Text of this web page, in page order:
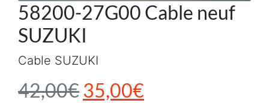
58200-27G00 Cable neuf
SUZUKI
42,00€ Le prix initial était :
35,00€
Cable SUZUKI